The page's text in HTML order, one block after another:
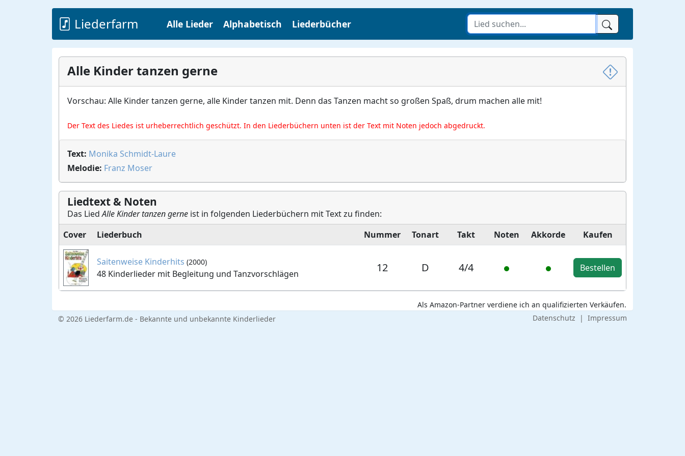
Liederfarm Alle Lieder Alphabetisch Liederbücher
Alle Kinder tanzen gerne
Vorschau: Alle Kinder tanzen gerne, alle Kinder tanzen mit. Denn das Tanzen macht so großen Spaß, drum machen alle mit!
Der Text des Liedes ist urheberrechtlich geschützt. In den Liederbüchern unten ist der Text mit Noten jedoch abgedruckt.
Text: Monika Schmidt-Laure
Melodie: Franz Moser
Liedtext & Noten
Das LiedAlle Kinder tanzen gerne ist in folgenden Liederbüchern mit Text zu finden:
Cover
Liederbuch Nummer Tonart Takt Noten Akkorde Kaufen
Saitenweise Kinderhits (2000)
48 Kinderlieder mit Begleitung und Tanzvorschlägen 12 D 4/4 Bestellen
Als Amazon-Partner verdiene ich an qualifizierten Verkäufen.
© 2026 Liederfarm.de - Bekannte und unbekannte Kinderlieder
Datenschutz | Impressum